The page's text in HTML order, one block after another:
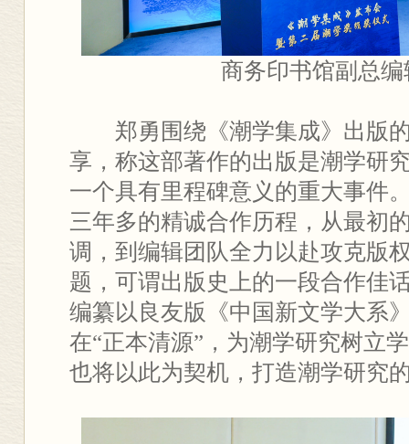
商务印书馆副总编
郑勇围绕《潮学集成》出版
享，称这部著作的出版是潮学研
一个具有里程碑意义的重大事件
三年多的精诚合作历程，从最初
调，到编辑团队全力以赴攻克版
题，可谓出版史上的一段合作佳
编纂以良友版《中国新文学大系
在“正本清源”，为潮学研究树立
也将以此为契机，打造潮学研究